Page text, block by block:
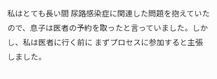
私はとても長い間 尿路感染症に関連した問題を抱えていた
ので、息子は医者の予約を取ったと言っていました。しか
し、私は医者に行く前に まずプロセスに参加すると主張
しました。